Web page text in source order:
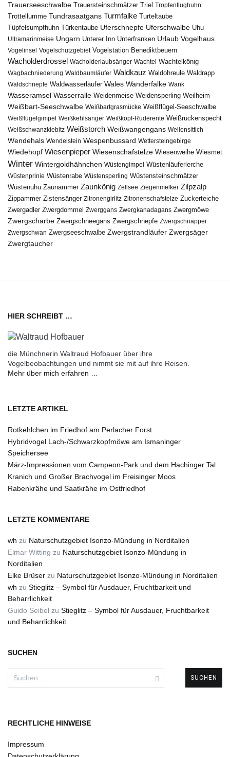
Trauerseeschwalbe Trauersteinschmätzer Triel Tropfenflughuhn
Trottellumme Tundrasaatgans Turmfalke Turteltaube
Tüpfelsumpfhuhn
Türkentaube Uferschnepfe Uferschwalbe Uhu
Ultramarinmeise Ungarn Unterer Inn Unterfranken Urlaub Vogelhaus
Vogelinsel Vogelschutzgebiet Vogelstation Benediktbeuern
Wacholderdrossel Wacholderlaubsänger Wachtel Wachtelkönig
Wagbachniederung Waldbaumläufer Waldkauz Waldohreule Waldrapp
Waldschnepfe Waldwasserläufer Wales Wanderfalke Wank
Wasseramsel Wasserralle Weidenmeise Weidensperling Weilheim
Weißbart-Seeschwalbe Weißbartgrasmücke Weißflügel-Seeschwalbe
Weißflügelgimpel Weißkehlsänger Weißkopf-Ruderente Weißrückenspecht
Weißschwanzkiebitz Weißstorch Weißwangengans Wellensittich
Wendehals Wendelstein Wespenbussard Wettersteingebirge
Wiedehopf Wiesenpieper Wiesenschafstelze Wiesenweihe Wiesmet
Winter Wintergoldhähnchen Wüstengimpel Wüstenläuferlerche
Wüstenprinie Wüstenrabe Wüstensperling Wüstensteinschmätzer
Wüstenuhu Zaunammer Zaunkönig Zellsee Ziegenmelker Zilpzalp
Zippammer Zistensänger Zitronengirlitz Zitronenschafstelze Zuckerteiche
Zwergadler Zwergdommel Zwerggans Zwergkanadagans Zwergmöwe
Zwergscharbe Zwergschneegans Zwergschnepfe Zwergschnäpper
Zwergschwan Zwergseeschwalbe Zwergstrandläufer Zwergsäger
Zwergtaucher
HIER SCHREIBT …
die Münchnerin Waltraud Hofbauer über ihre
Vogelbeobachtungen und nimmt sie mit auf ihre Reisen.
Mehr über mich erfahren …
LETZTE ARTIKEL
Rotkehlchen im Friedhof am Perlacher Forst
Hybridvogel Lach-/Schwarzkopfmöwe am Ismaninger
Speichersee
März-Impressionen vom Campeon-Park und dem Hachinger Tal
Kranich und Großer Brachvogel im Freisinger Moos
Rabenkrähe und Saatkrähe im Ostfriedhof
LETZTE KOMMENTARE
wh zu Naturschutzgebiet Isonzo-Mündung in Norditalien
Elmar Witting zu Naturschutzgebiet Isonzo-Mündung in
Norditalien
Elke Brüser zu Naturschutzgebiet Isonzo-Mündung in Norditalien
wh zu Stieglitz – Symbol für Ausdauer, Fruchtbarkeit und
Beharrlichkeit
Guido Seibel zu Stieglitz – Symbol für Ausdauer, Fruchtbarkeit
und Beharrlichkeit
SUCHEN
RECHTLICHE HINWEISE
Impressum